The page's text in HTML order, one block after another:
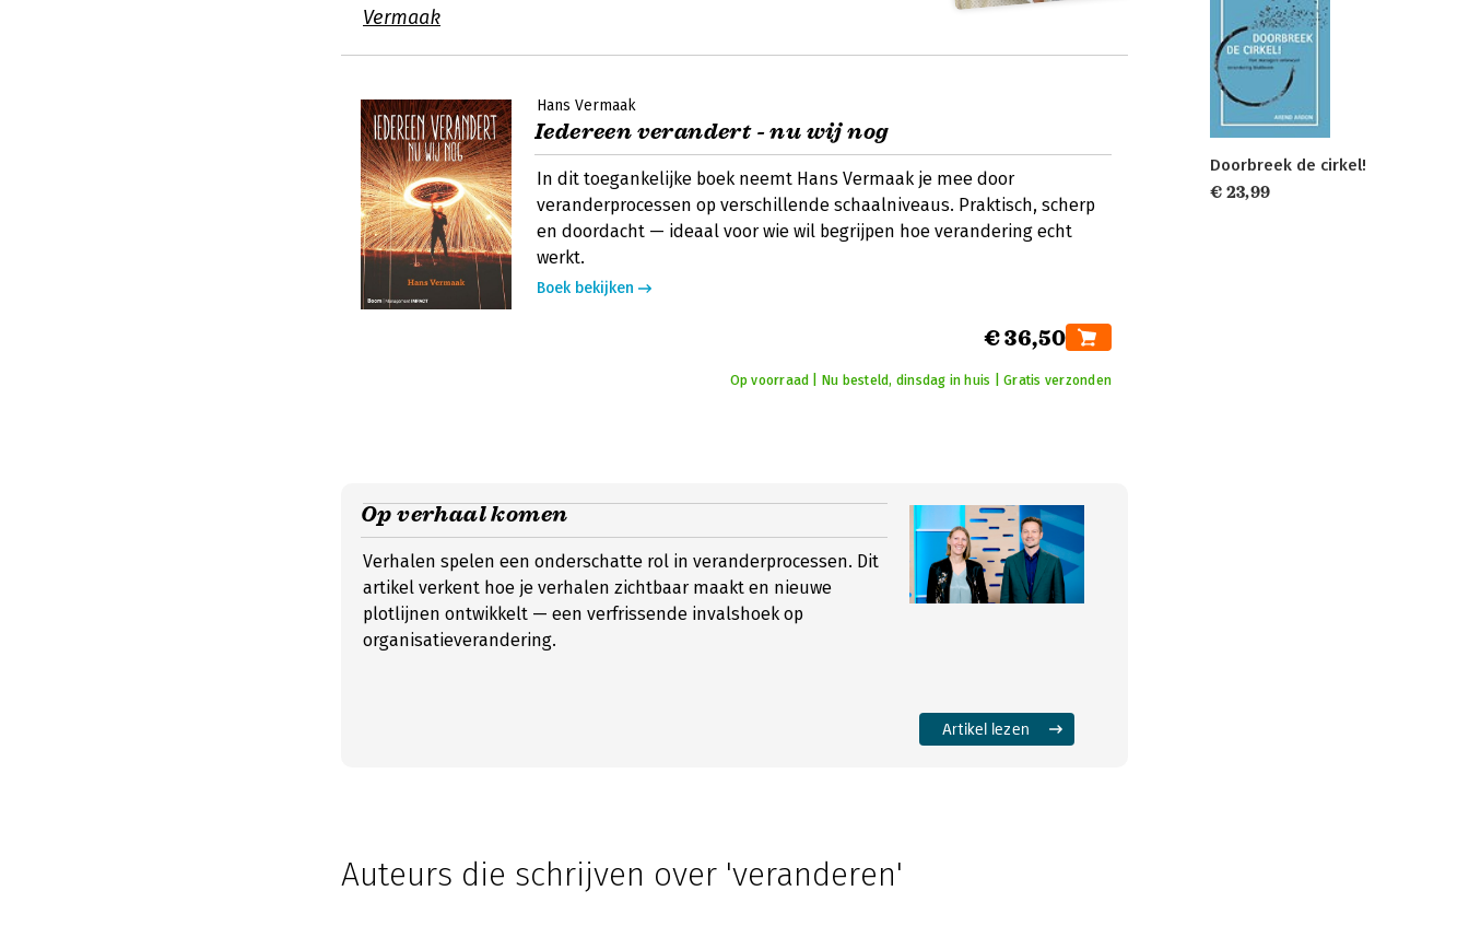
Vermaak
Hans Vermaak
Iedereen verandert - nu wij nog
In dit toegankelijke boek neemt Hans Vermaak je mee door
veranderprocessen op verschillende schaalniveaus. Praktisch, scherp
en doordacht — ideaal voor wie wil begrijpen hoe verandering echt
werkt.
Boek bekijken
€ 36,50
Op voorraad | Nu besteld, dinsdag in huis | Gratis verzonden
Op verhaal komen
Verhalen spelen een onderschatte rol in veranderprocessen. Dit
artikel verkent hoe je verhalen zichtbaar maakt en nieuwe
plotlijnen ontwikkelt — een verfrissende invalshoek op
organisatieverandering.
Artikel lezen
Auteurs die schrijven over 'veranderen'
Doorbreek de cirkel!
€ 23,99